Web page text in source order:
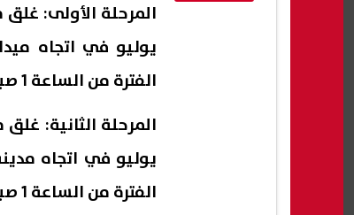
الفترة من الساعة 1 صباحًا وحتى الساعة 5 صباحًا.
الفترة من الساعة 1 صباحًا وحتى الساعة 5 صباحًا.
حسين السيد يكشف تفاصيل رحيل
أنس وائل ويؤكد: قرارات الزمالك فنية